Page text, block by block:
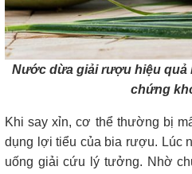
Nước dừa giải rượu hiệu quả
chứng
Khi say xỉn, cơ thể thường bị
dụng lợi tiểu của bia rượu. Lúc
uống giải cứu lý tưởng. Nhờ